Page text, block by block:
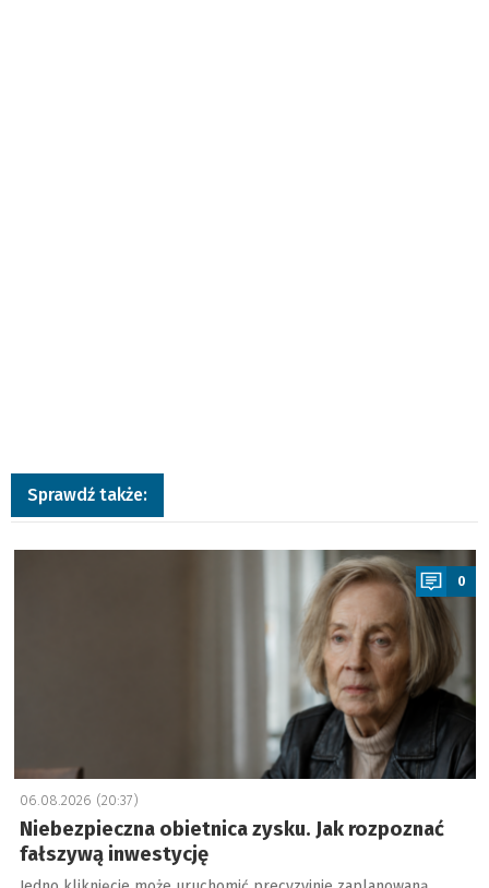
Sprawdź także:
a
0
06.08.2026 (20:37)
Niebezpieczna obietnica zysku. Jak rozpoznać
fałszywą inwestycję